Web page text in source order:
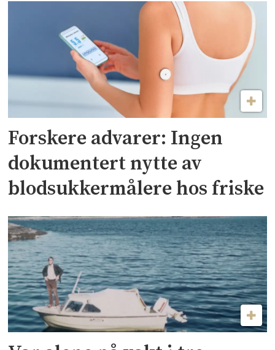
Forskere advarer: Ingen
dokumentert nytte av
blodsukkermålere hos friske